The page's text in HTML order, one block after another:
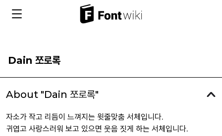
Dain 쪼로록
About "Dain 쪼로록"
자소가 작고 리듬이 느껴지는 윗줄맞춤 서체입니다.
귀엽고 사랑스러워 보고 있으면 웃음 짓게 하는 서체입니다.